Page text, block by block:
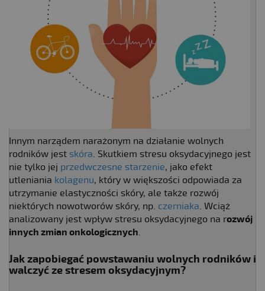
Innym narządem narażonym na działanie wolnych
rodników jest skóra. Skutkiem stresu oksydacyjnego jest
nie tylko jej przedwczesne starzenie, jako efekt
utleniania kolagenu, który w większości odpowiada za
utrzymanie elastyczności skóry, ale także rozwój
niektórych nowotworów skóry, np. czerniaka. Wciąż
analizowany jest wpływ stresu oksydacyjnego na rozwój
innych zmian onkologicznych.
Jak zapobiegać powstawaniu wolnych rodników i
walczyć ze stresem oksydacyjnym?